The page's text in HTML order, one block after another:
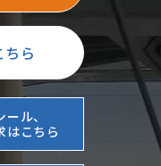
ら
ル、
はこちら